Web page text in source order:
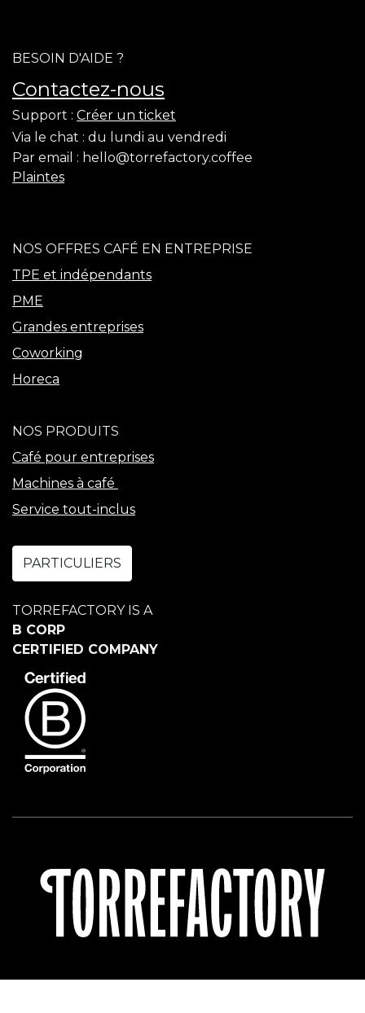
BESOIN D'AIDE ?
Contactez-nous
Support : Créer un ticket
Via le chat : du lundi au vendredi
Par email : hello@torrefactory.coffee
Plaintes
NOS OFFRES CAFÉ EN ENTREPRISE
TPE et indépendants
PME
Grandes entreprises
Coworking
Horeca
NOS PRODUITS
Café pour entreprises
Machines à café
Service tout-inclus
PARTICULIERS
TORREFACTORY IS A
B CORP
CERTIFIED COMPANY